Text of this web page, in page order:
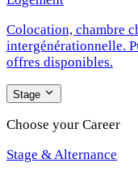
Colocation, chambre
intergénérationnelle.
offres disponibles.
Stage
Choose your Career
Stage & Alternance